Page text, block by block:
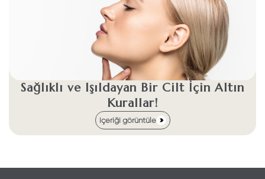
Sağlıklı ve Işıldayan Bir Cilt İçin Altın
Kurallar!
içeriği görüntüle